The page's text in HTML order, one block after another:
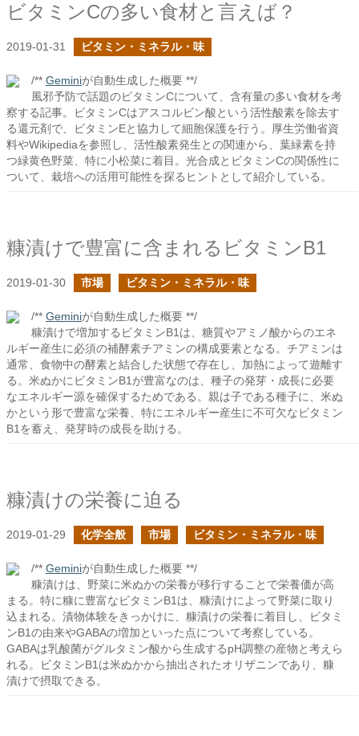
ビタミンCの多い食材と言えば？
2019-01-31 ビタミン・ミネラル・味
/** Geminiが自動生成した概要 **/
風邪予防で話題のビタミンCについて、含有量の多い食材を考
察する記事。ビタミンCはアスコルビン酸という活性酸素を除去す
る還元剤で、ビタミンEと協力して細胞保護を行う。厚生労働省資
料やWikipediaを参照し、活性酸素発生との関連から、葉緑素を持
つ緑黄色野菜、特に小松菜に着目。光合成とビタミンCの関係性に
ついて、栽培への活用可能性を探るヒントとして紹介している。
糠漬けで豊富に含まれるビタミンB1
2019-01-30 市場 ビタミン・ミネラル・味
/** Geminiが自動生成した概要 **/
糠漬けで増加するビタミンB1は、糖質やアミノ酸からのエネ
ルギー産生に必須の補酵素チアミンの構成要素となる。チアミンは
通常、食物中の酵素と結合した状態で存在し、加熱によって遊離す
る。米ぬかにビタミンB1が豊富なのは、種子の発芽・成長に必要
なエネルギー源を確保するためである。親は子である種子に、米ぬ
かという形で豊富な栄養、特にエネルギー産生に不可欠なビタミン
B1を蓄え、発芽時の成長を助ける。
糠漬けの栄養に迫る
2019-01-29 化学全般 市場 ビタミン・ミネラル・味
/** Geminiが自動生成した概要 **/
糠漬けは、野菜に米ぬかの栄養が移行することで栄養価が高
まる。特に糠に豊富なビタミンB1は、糠漬けによって野菜に取り
込まれる。漬物体験をきっかけに、糠漬けの栄養に着目し、ビタミ
ンB1の由来やGABAの増加といった点について考察している。
GABAは乳酸菌がグルタミン酸から生成するpH調整の産物と考えら
れる。ビタミンB1は米ぬかから抽出されたオリザニンであり、糠
漬けで摂取できる。